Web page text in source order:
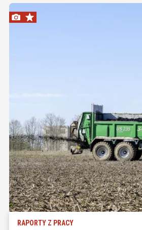
RAPORTY Z PRACY